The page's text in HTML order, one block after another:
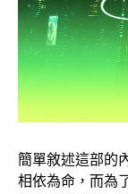
簡單敘述這部的
相依為命，而為